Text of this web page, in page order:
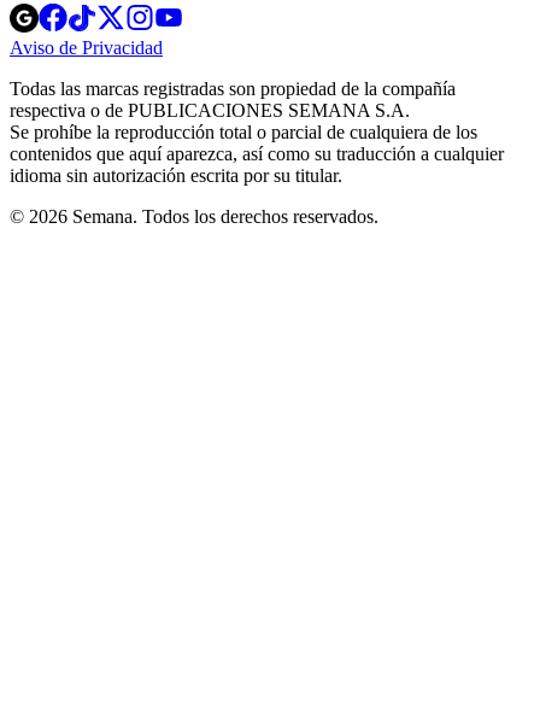
Opens
in
new
Opens
in
new
Opens
in
new
window
Opens
new
windowwindow
Aviso de Privacidad
new
window
Todas las marcas registradas son propiedad de la compañía
respectiva o de PUBLICACIONES SEMANA S.A.
Se prohíbe la reproducción total o parcial de cualquiera de los
contenidos que aquí aparezca, así como su traducción a cualquier
idioma sin autorización escrita por su titular.
© 2026 Semana. Todos los derechos reservados.